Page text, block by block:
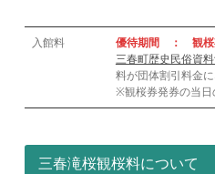
入館料
優待期間 ： 観桜
三春町歴史民俗資
料が団体割引料金に
※観桜券発券の当日
三春滝桜観桜料について